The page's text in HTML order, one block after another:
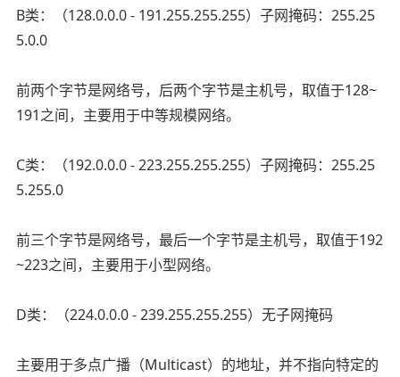
B类：（128.0.0.0 - 191.255.255.255）子网掩码：255.25
5.0.0
前两个字节是网络号，后两个字节是主机号，取值于128~
191之间，主要用于中等规模网络。
C类：（192.0.0.0 - 223.255.255.255）子网掩码：255.25
5.255.0
前三个字节是网络号，最后一个字节是主机号，取值于192
~223之间，主要用于小型网络。
D类：（224.0.0.0 - 239.255.255.255）无子网掩码
主要用于多点广播（Multicast）的地址，并不指向特定的